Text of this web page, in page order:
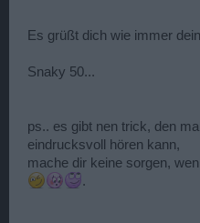
Es grüßt dich wie immer
Snaky 50...
ps.. es gibt nen trick, den
eindrucksvoll hören kann,
mache dir keine sorgen,
.